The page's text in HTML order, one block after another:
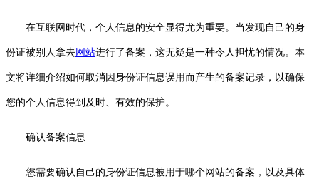
在互联网时代，个人信息的安全显得尤为重要。当发现自己的身
份证被别人拿去网站进行了备案，这无疑是一种令人担忧的情况。本
文将详细介绍如何取消因身份证信息误用而产生的备案记录，以确保
您的个人信息得到及时、有效的保护。
确认备案信息
您需要确认自己的身份证信息被用于哪个网站的备案，以及具体